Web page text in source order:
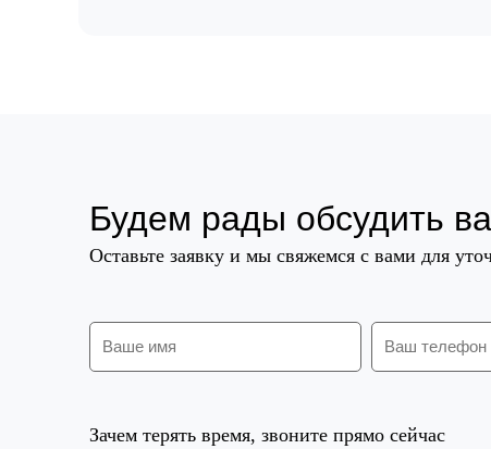
Будем рады обсудить
Оставьте заявку и мы свяжемся с вами для
Зачем терять время, звоните прямо сейчас